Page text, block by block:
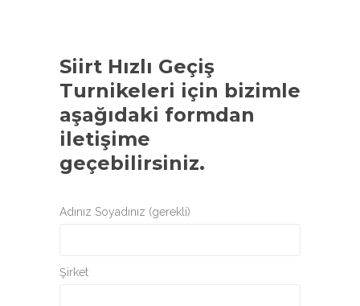
Siirt Hızlı Geçiş
Turnikeleri için bizimle
aşağıdaki formdan
iletişime
geçebilirsiniz.
Adınız Soyadınız (gerekli)
Şirket